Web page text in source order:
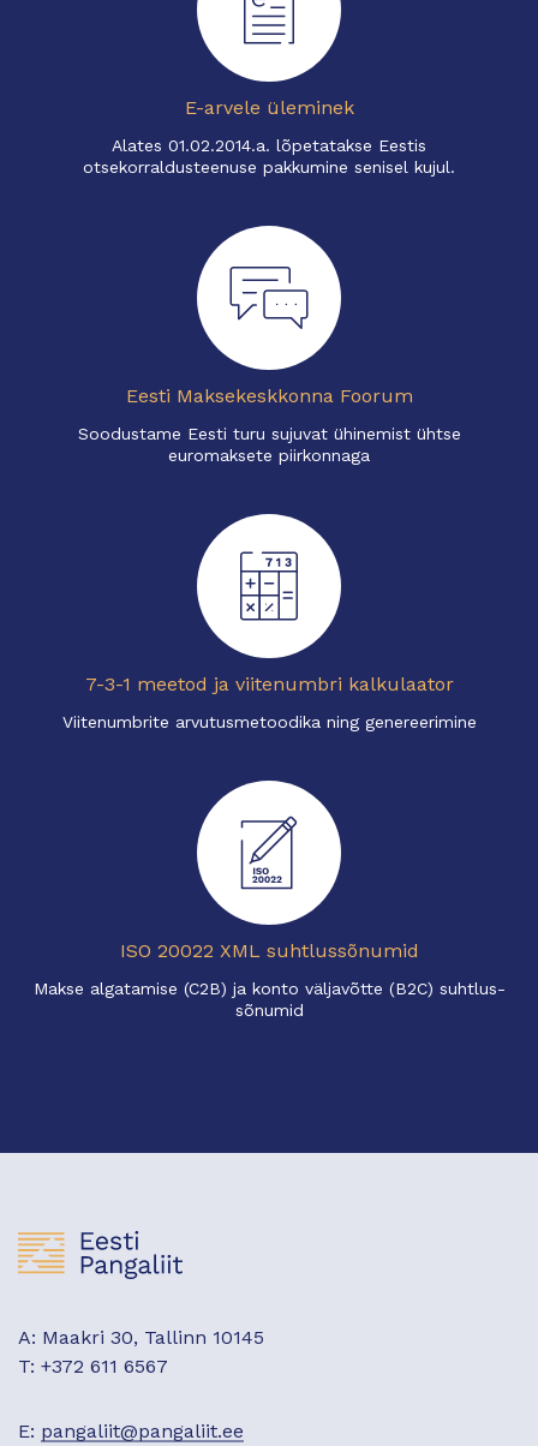
E-arvele üleminek
Alates 01.02.2014.a. lõpetatakse Eestis
otsekorraldusteenuse pakkumine senisel kujul.
Eesti Maksekeskkonna Foorum
Soodustame Eesti turu sujuvat ühinemist ühtse
euromaksete piirkonnaga
7-3-1 meetod ja viitenumbri kalkulaator
Viitenumbrite arvutusmetoodika ning genereerimine
ISO 20022 XML suhtlussõnumid
Makse algatamise (C2B) ja konto väljavõtte (B2C) suhtlus-
sõnumid
A: Maakri 30, Tallinn 10145
T: +372 611 6567
E: pangaliit@pangaliit.ee